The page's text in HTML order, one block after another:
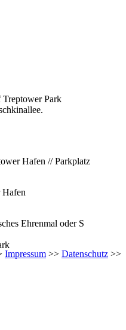
Treptower Park
Hafen // Parkplatz
Hafen
Ehrenmal oder S
Impressum >> Datenschutz >>